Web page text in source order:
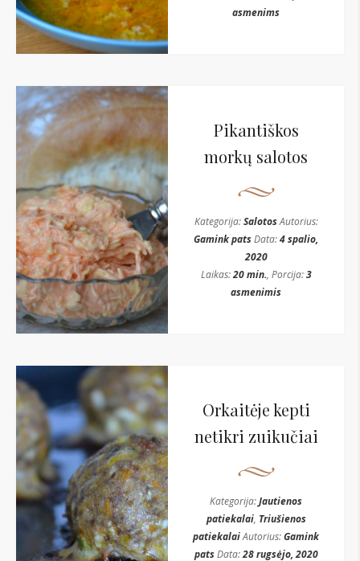
asmenims
Pikantiškos
morkų salotos
Kategorija:SalotosAutorius:
Gamink patsData:4 spalio,
2020
Laikas:20 min., Porcija:3
asmenimis
Orkaitėje kepti
netikri zuikučiai
Kategorija:Jautienos
patiekalai, Triušienos
patiekalaiAutorius:Gamink
patsData:28 rugsėjo, 2020